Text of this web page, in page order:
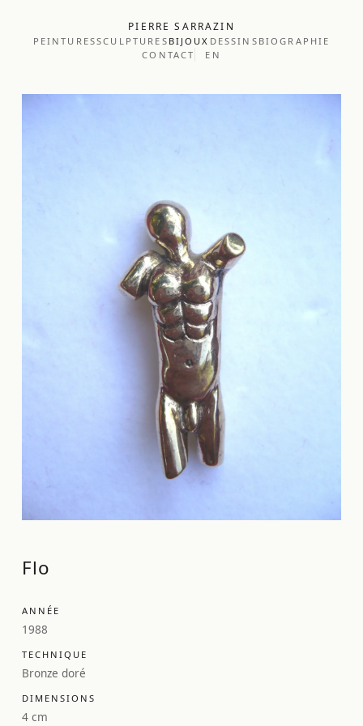
PIERRE SARRAZIN
PEINTURESSCULPTURES BIJOUX DESSINS BIOGRAPHIE
CONTACT
EN
Flo
ANNÉE
1988
TECHNIQUE
Bronze doré
DIMENSIONS
4 cm